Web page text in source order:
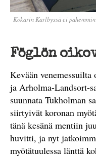
Kökarin Karlbyssä ei
Föglön
Kevään
ja Arholma-Landsort-
suunnata Tukholman
siirtyivät koronan
tänä kesänä mentiin
huvitti, ja nyt
myötätuulessa länttä